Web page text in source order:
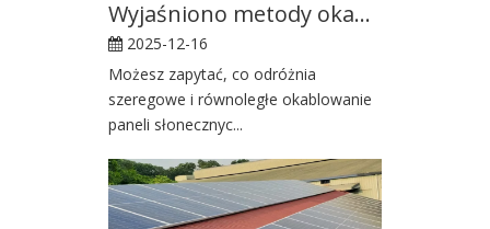
Wyjaśniono metody okablowania szeregowego i równoległego paneli słonecznych
2025-12-16
Możesz zapytać, co odróżnia
szeregowe i równoległe okablowanie
paneli słonecznyc...